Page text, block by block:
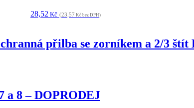
28,52 Kč (23,57 Kč bez DPH)
přilba se zorníkem a 2/3 štít
a 8 – DOPRODEJ